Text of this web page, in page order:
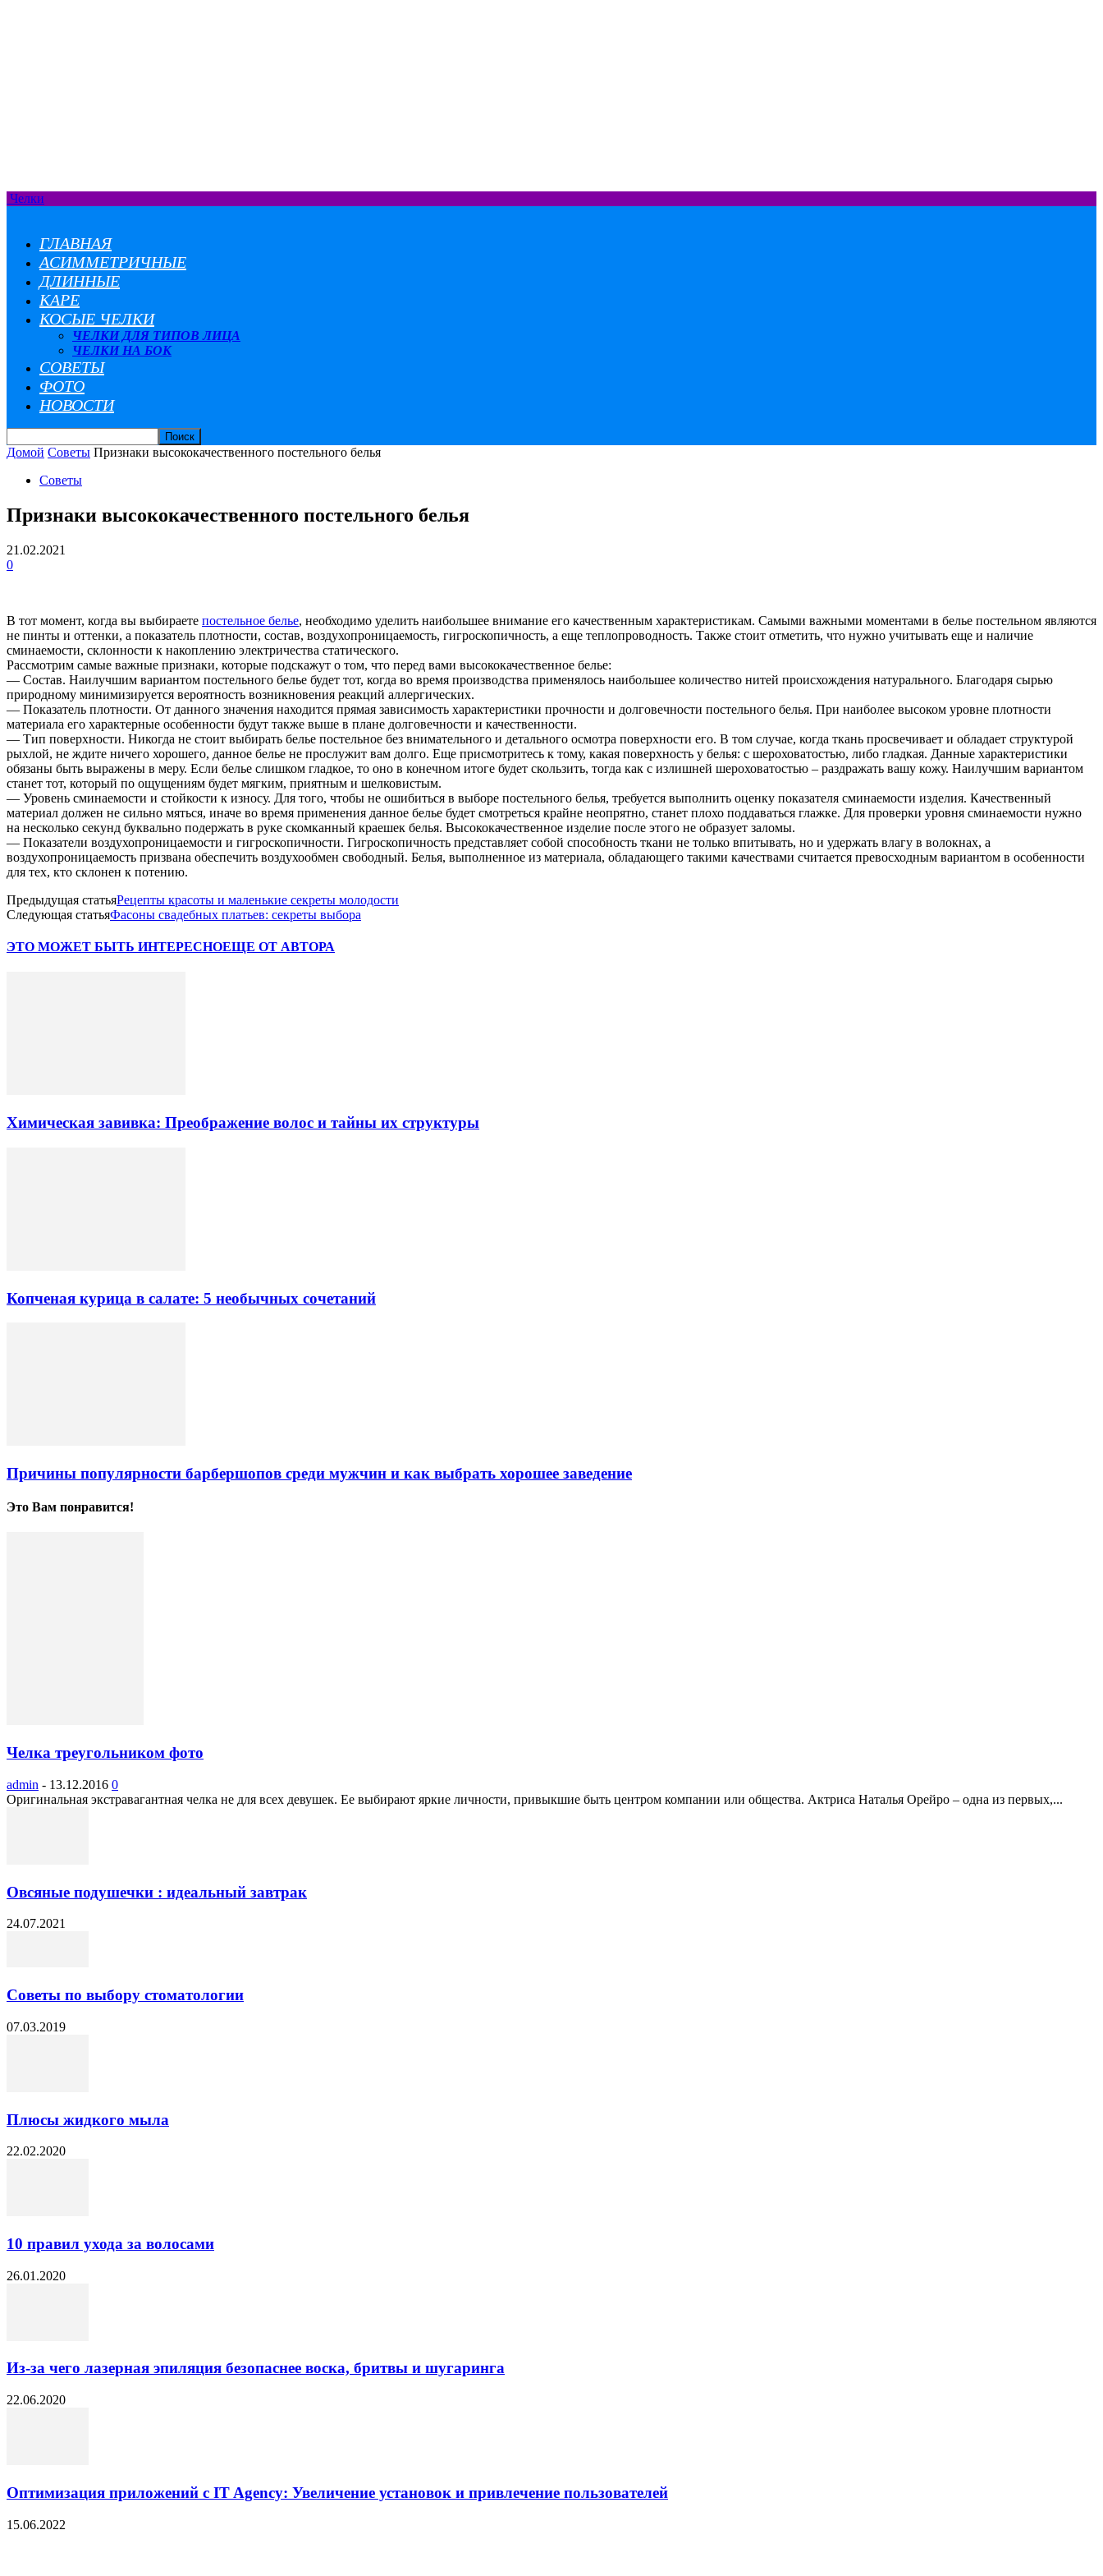
Челки
ГЛАВНАЯ
АСИММЕТРИЧНЫЕ
ДЛИННЫЕ
КАРЕ
КОСЫЕ ЧЕЛКИ
ЧЕЛКИ ДЛЯ ТИПОВ ЛИЦА
ЧЕЛКИ НА БОК
СОВЕТЫ
ФОТО
НОВОСТИ
Домой Советы Признаки высококачественного постельного белья
Советы
Признаки высококачественного постельного белья
21.02.2021
0
В тот момент, когда вы выбираете постельное белье, необходимо уделить наибольшее внимание его качественным характеристикам. Самыми важными моментами в белье постельном являются
не пинты и оттенки, а показатель плотности, состав, воздухопроницаемость, гигроскопичность, а еще теплопроводность. Также стоит отметить, что нужно учитывать еще и наличие
сминаемости, склонности к накоплению электричества статического.
Рассмотрим самые важные признаки, которые подскажут о том, что перед вами высококачественное белье:
— Состав. Наилучшим вариантом постельного белье будет тот, когда во время производства применялось наибольшее количество нитей происхождения натурального. Благодаря сырью
природному минимизируется вероятность возникновения реакций аллергических.
— Показатель плотности. От данного значения находится прямая зависимость характеристики прочности и долговечности постельного белья. При наиболее высоком уровне плотности
материала его характерные особенности будут также выше в плане долговечности и качественности.
— Тип поверхности. Никогда не стоит выбирать белье постельное без внимательного и детального осмотра поверхности его. В том случае, когда ткань просвечивает и обладает структурой
рыхлой, не ждите ничего хорошего, данное белье не прослужит вам долго. Еще присмотритесь к тому, какая поверхность у белья: с шероховатостью, либо гладкая. Данные характеристики
обязаны быть выражены в меру. Если белье слишком гладкое, то оно в конечном итоге будет скользить, тогда как с излишней шероховатостью – раздражать вашу кожу. Наилучшим вариантом
станет тот, который по ощущениям будет мягким, приятным и шелковистым.
— Уровень сминаемости и стойкости к износу. Для того, чтобы не ошибиться в выборе постельного белья, требуется выполнить оценку показателя сминаемости изделия. Качественный
материал должен не сильно мяться, иначе во время применения данное белье будет смотреться крайне неопрятно, станет плохо поддаваться глажке. Для проверки уровня сминаемости нужно
на несколько секунд буквально подержать в руке скомканный краешек белья. Высококачественное изделие после этого не образует заломы.
— Показатели воздухопроницаемости и гигроскопичности. Гигроскопичность представляет собой способность ткани не только впитывать, но и удержать влагу в волокнах, а
воздухопроницаемость призвана обеспечить воздухообмен свободный. Белья, выполненное из материала, обладающего такими качествами считается превосходным вариантом в особенности
для тех, кто склонен к потению.
Предыдущая статьяРецепты красоты и маленькие секреты молодости
Следующая статьяФасоны свадебных платьев: секреты выбора
ЭТО МОЖЕТ БЫТЬ ИНТЕРЕСНОЕЩЕ ОТ АВТОРА
Химическая завивка: Преображение волос и тайны их структуры
Копченая курица в салате: 5 необычных сочетаний
Причины популярности барбершопов среди мужчин и как выбрать хорошее заведение
Это Вам понравится!
Челка треугольником фото
admin - 13.12.2016 0
Оригинальная экстравагантная челка не для всех девушек. Ее выбирают яркие личности, привыкшие быть центром компании или общества. Актриса Наталья Орейро – одна из первых,...
Овсяные подушечки : идеальный завтрак
24.07.2021
Советы по выбору стоматологии
07.03.2019
Плюсы жидкого мыла
22.02.2020
10 правил ухода за волосами
26.01.2020
Из-за чего лазерная эпиляция безопаснее воска, бритвы и шугаринга
22.06.2020
Оптимизация приложений с IT Agency: Увеличение установок и привлечение пользователей
15.06.2022